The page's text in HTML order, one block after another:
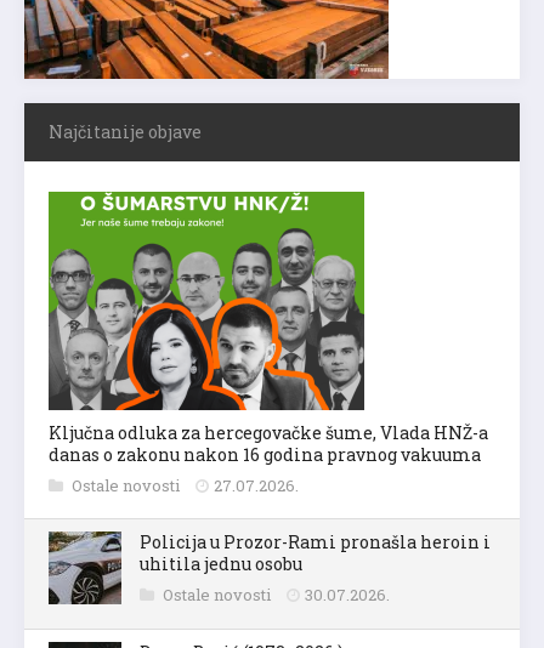
Najčitanije objave
Ključna odluka za hercegovačke šume, Vlada HNŽ-a
danas o zakonu nakon 16 godina pravnog vakuuma
Ostale novosti 27.07.2026.
Policija u Prozor-Rami pronašla heroin i
uhitila jednu osobu
Ostale novosti 30.07.2026.